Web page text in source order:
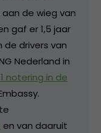
de wieg van
gaf er 1,5 jaar
de drivers van
Nederland in
notering in de
en van daaruit